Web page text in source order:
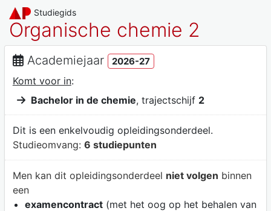
Studiegids
Organische chemie 2
Academiejaar 2026-27
Komt voor in:
Bachelor in de chemie, trajectschijf 2
Dit is een enkelvoudig opleidingsonderdeel.
Studieomvang: 6 studiepunten
Men kan dit opleidingsonderdeel niet volgen binnen
een
examencontract(met het oog op het behalen van